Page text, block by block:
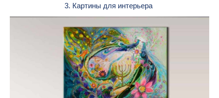
3. Картины для интерьера